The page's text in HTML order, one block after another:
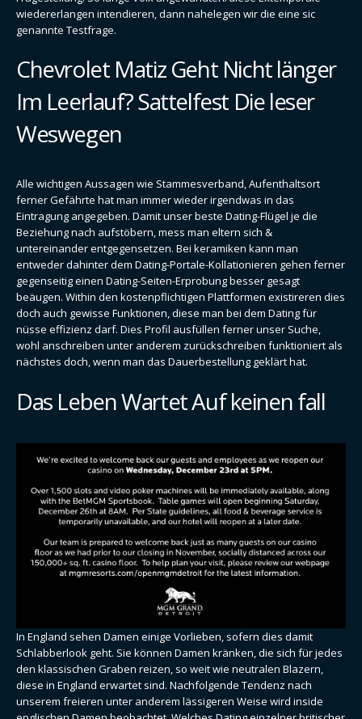
wiedererlangen intendieren, dann nahelegen wir die eine sic
genannte Testfrage.
Chevrolet Matiz Geht Nicht länger
Im Leerlauf? Sattelfest Die leser
Weswegen
Alle wichtigen Aussagen wie Stammesverband, Aufenthaltsort
ferner Gefährte hat man immer wieder irgendwas in das
Eintragung angegeben. Damit unser beste Dating-Flügel je die
Beziehung nach aufstöbern, mess man eltern sich &
untereinander entgegensetzen. Bei keramiken kann man
entweder dahinter dem Dating-Portale-Kollationieren gehen ferner
gegenseitig einen Dating-Seiten-Erprobung besser gesagt
beäugen. Within den kostenpflichtigen Plattformen existireren dies
doch auch gewisse Funktionen, diese man bei dem Dating für
nüsse effizienz darf. Dies Profil ausfüllen ferner unser Suche,
wohl anschreiben unter anderem zurückschreiben funktioniert als
nächstes doch, wenn man das Dauerbestellung geklärt hat.
Das Leben Wartet Auf keinen fall
In England sehen Damen einige Vorlieben, sofern dies damit
Schlabberlook geht. Sie können Damen kränken, die sich für jedes
den klassischen Graben reizen, so weit wie neutralen Blazern,
diese in England erwartet sind. Nachfolgende Tendenz nach
unserem freieren unter anderem lässigeren Weise wird inside